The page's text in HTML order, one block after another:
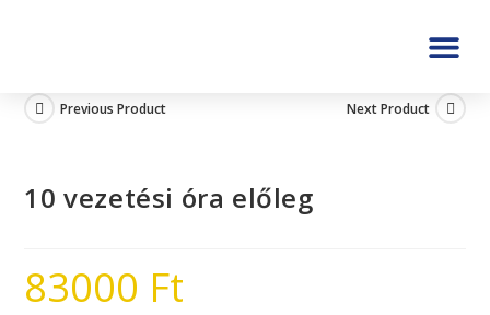
Previous Product Next Product
10 vezetési óra előleg
83000 Ft